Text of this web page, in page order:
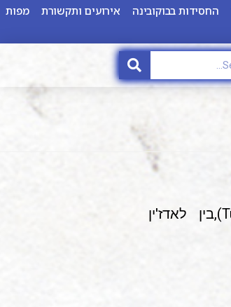
החסידות בבוקובינה אירועים ותקשורת
מפות
צ'טרווטינובקה (ברומנית:Cetvertinovca).ברוסית (Цетвертиновца )כפר במחוז טולצ'ין(Tulcin),בין לאדז'ין